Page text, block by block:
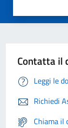
Contatta il
Leggi le
Richiedi
Chiama il